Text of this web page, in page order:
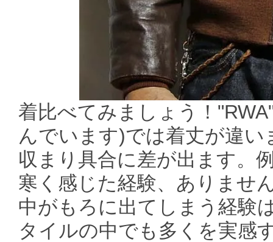
着比べてみましょう！
んでいます)では着丈が違
収まり具合に差が出ます。
寒く感じた経験、ありませ
中がもろに出てしまう経験
タイルの中でも多くを実感